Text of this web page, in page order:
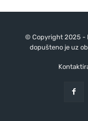
© Copyright 2025 -
dopušteno je uz